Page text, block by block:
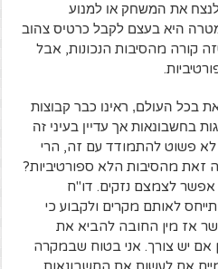
לנצח את המשחק או למנוע
היא בעצם לקבל כרטיס צהוב
קורה מהסיבות הנכונות, אבל
בכל העולם, ראינו כבר קבוצות
בחשבונאות אך עדיין בעיני זה
לא פשוט להתמודד עם זה, הרי
זאת מהסיבות הלא ספורטיביות?
לצמצם נזקים. דו"ח
לאותם מקרים ולקבוע כי
אז מין החובה להביא את
אם יש צורך. אני בטוח שבמקרה